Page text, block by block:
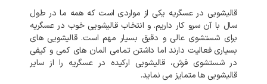
قالیشویی در عسگریه یکی از مواردی است که همه ما در طول
سال با آن سرو کار داریم. و انتخاب قالیشویی خوب در عسگریه
برای شستشوی عالی و دقیق بسیار مهم است.قالیشویی های
بسیاری فعالیت دارند اما داشتن تمامی المان های کمی و کیفی
در شستشوی فرش، قالیشویی ارکیده در عسگریه را از سایر
قالیشویی ها متمایز می نماید.